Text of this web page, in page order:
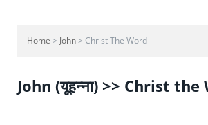
Home > John> Christ The Word
John (यूहन्ना) >> Christ the